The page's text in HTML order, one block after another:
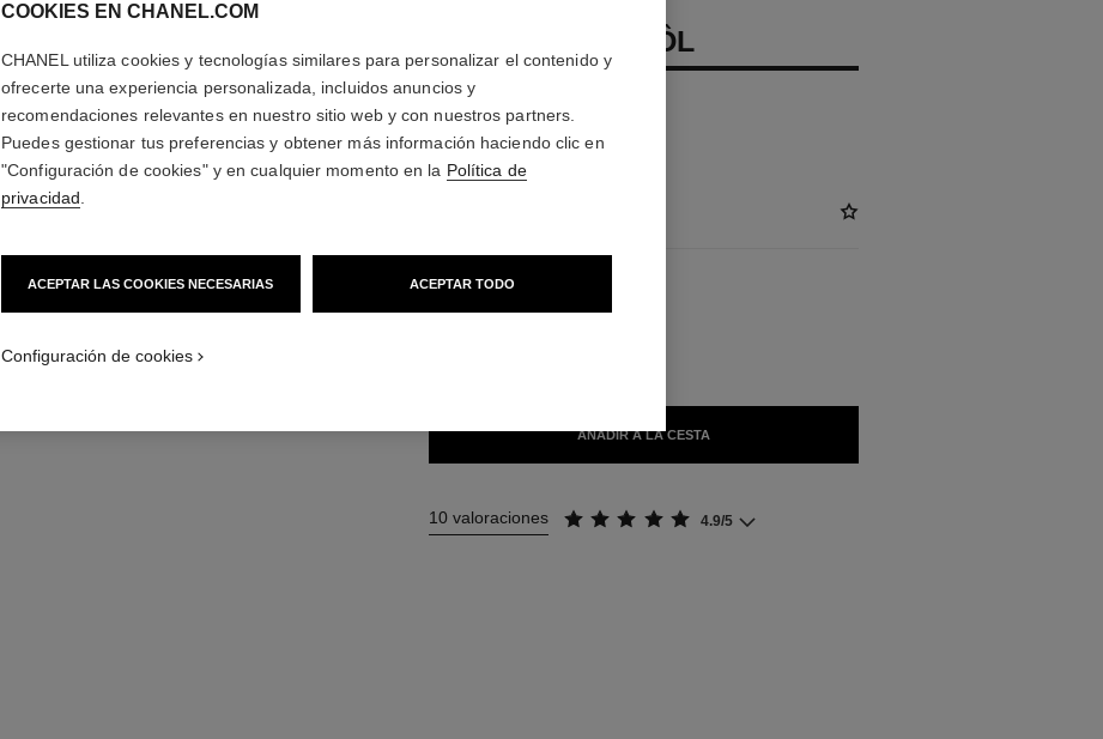
LE CRAYON KHÔL
Lápiz Khôl
Más información
Ref. 187625
4 TONOS DISPONIBLES
AÑADIR A LA CESTA
10 valoraciones 4.9/5
COOKIES EN CHANEL.COM
CHANEL utiliza cookies y tecnologías similares para personalizar el contenido y
ofrecerte una experiencia personalizada, incluidos anuncios y
recomendaciones relevantes en nuestro sitio web y con nuestros partners.
Puedes gestionar tus preferencias y obtener más información haciendo clic en
"Configuración de cookies" y en cualquier momento en la Política de
privacidad
ACEPTAR LAS COOKIES NECESARIAS ACEPTAR TODO
Configuración de cookies